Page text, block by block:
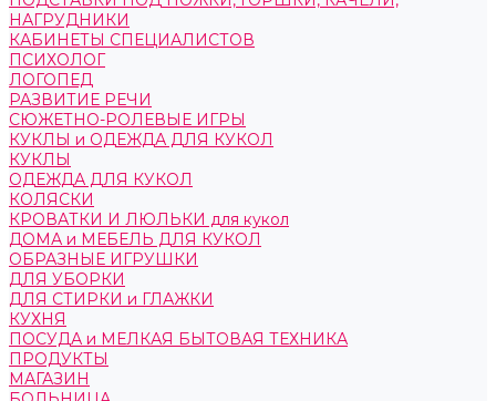
НАГРУДНИКИ
КАБИНЕТЫ СПЕЦИАЛИСТОВ
ПСИХОЛОГ
ЛОГОПЕД
РАЗВИТИЕ РЕЧИ
СЮЖЕТНО-РОЛЕВЫЕ ИГРЫ
КУКЛЫ и ОДЕЖДА ДЛЯ КУКОЛ
КУКЛЫ
ОДЕЖДА ДЛЯ КУКОЛ
КОЛЯСКИ
КРОВАТКИ И ЛЮЛЬКИ для кукол
ДОМА и МЕБЕЛЬ ДЛЯ КУКОЛ
ОБРАЗНЫЕ ИГРУШКИ
ДЛЯ УБОРКИ
ДЛЯ СТИРКИ и ГЛАЖКИ
КУХНЯ
ПОСУДА и МЕЛКАЯ БЫТОВАЯ ТЕХНИКА
ПРОДУКТЫ
МАГАЗИН